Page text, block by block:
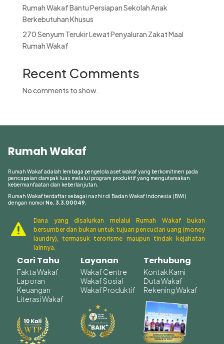
Rumah Wakaf Bantu Persiapan Sekolah Anak
Berkebutuhan Khusus
270 Senyum Terukir Lewat Penyaluran Zakat Maal
Rumah Wakaf
Recent Comments
No comments to show.
Rumah Wakaf
Rumah Wakaf adalah lembaga pengelola aset wakaf yang berkomitmen pada
pencapaian dampak luas melalui program produktif yang mengutamakan
kebermanfaatan dan keberlanjutan.
Rumah Wakaf terdaftar sebagai nazhir di Badan Wakaf Indonesia (BWI)
dengan nomorNo. 3.3.00049.

Dana yang disalurkan melalui Rumah Wakaf bukan
bersumber dan bukan untuk tujuan pencucian uang (money
laundry), termasuk terorisme maupun tindak kejahatan
lainnya.
Cari Tahu
Fakta Wakaf
Laporan
Keuangan
Literasi Wakaf
Layanan
Wakaf Centre
Wakaf Sosial
Wakaf Produktif
Terhubung
Kontak Kami
Duta Wakaf
Rekening Wakaf